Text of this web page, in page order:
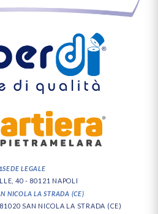
SEDE LEGALE
40 - 80121 NAPOLI
NICOLA LA STRADA (CE)
SAN NICOLA LA STRADA (CE)